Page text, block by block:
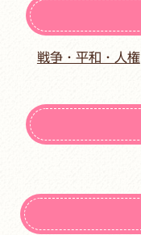
戦争・平和・人権